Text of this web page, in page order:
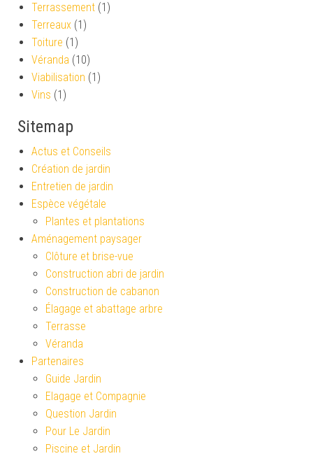
Terrassement (1)
Terreaux (1)
Toiture (1)
Véranda (10)
Viabilisation (1)
Vins (1)
Sitemap
Actus et Conseils
Création de jardin
Entretien de jardin
Espèce végétale
Plantes et plantations
Aménagement paysager
Clôture et brise-vue
Construction abri de jardin
Construction de cabanon
Élagage et abattage arbre
Terrasse
Véranda
Partenaires
Guide Jardin
Elagage et Compagnie
Question Jardin
Pour Le Jardin
Piscine et Jardin